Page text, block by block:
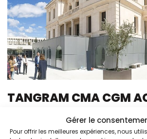
Gérer le
Pour offrir les meilleures expériences, nous
TANGRAM CMA CGM